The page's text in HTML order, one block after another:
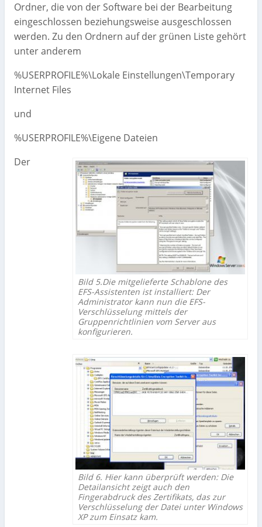
Ordner, die von der Software bei der Bearbeitung
eingeschlossen beziehungsweise ausgeschlossen
werden. Zu den Ordnern auf der grünen Liste gehört
unter anderem
%USERPROFILE%\Lokale Einstellungen\Temporary
Internet Files
und
%USERPROFILE%\Eigene Dateien
Bild 5.Die mitgelieferte Schablone des
EFS-Assistenten ist installiert: Der
Administrator kann nun die EFS-
Verschlüsselung mittels der
Gruppenrichtlinien vom Server aus
konfigurieren.
Bild 6. Hier kann überprüft werden: Die
Detailansicht zeigt auch den
Fingerabdruck des Zertifikats, das zur
Verschlüsselung der Datei unter Windows
XP zum Einsatz kam.
Der